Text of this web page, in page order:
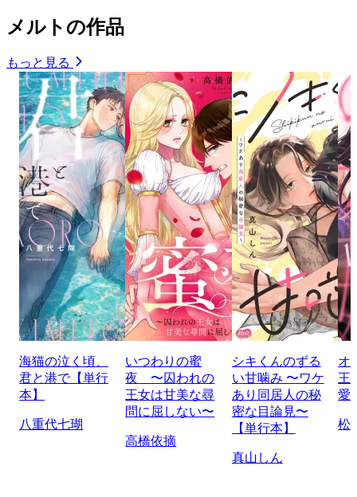
メルトの作品
もっと見る
海猫の泣く頃、
君と港で【単行
本】
八重代七瑚
いつわりの蜜
夜 〜囚われの
王女は甘美な尋
問に屈しない〜
高橋依摘
シキくんのずる
い甘噛み 〜ワケ
あり同居人の秘
密な目論見〜
【単行本】
真山しん
オ
王
愛
松